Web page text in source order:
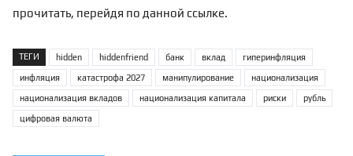
прочитать, перейдя по данной ссылке.
ТЕГИ hidden hiddenfriend банк вклад гиперинфляция
инфляция катастрофа 2027 манипулирование национализация
национализация вкладов национализация капитала риски рубль
цифровая валюта